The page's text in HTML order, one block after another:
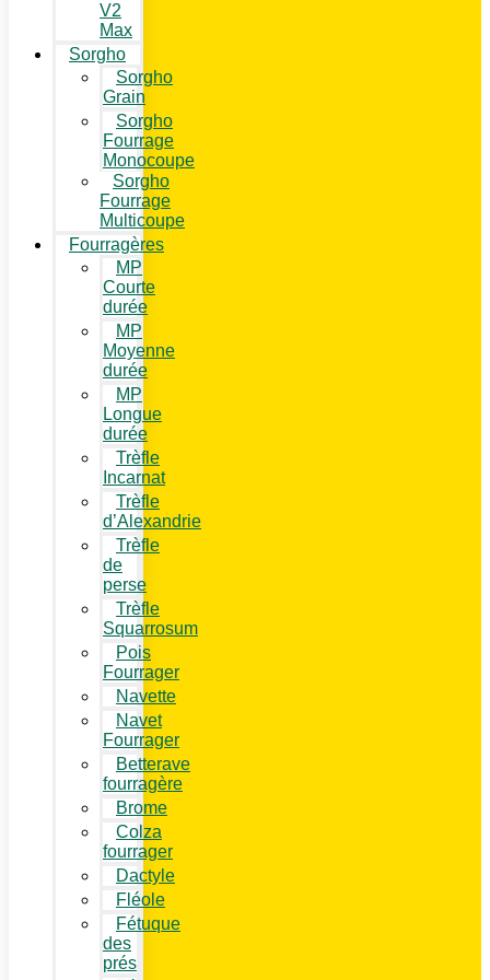
V2
Max
Sorgho
Sorgho
Grain
Sorgho
Fourrage
Monocoupe
Sorgho
Fourrage
Multicoupe
Fourragères
MP
Courte
durée
MP
Moyenne
durée
MP
Longue
durée
Trèfle
Incarnat
Trèfle
d’Alexandrie
Trèfle
de
perse
Trèfle
Squarrosum
Pois
Fourrager
Navette
Navet
Fourrager
Betterave
fourragère
Brome
Colza
fourrager
Dactyle
Fléole
Fétuque
des
prés